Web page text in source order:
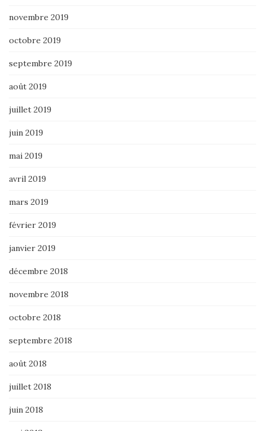
novembre 2019
octobre 2019
septembre 2019
août 2019
juillet 2019
juin 2019
mai 2019
avril 2019
mars 2019
février 2019
janvier 2019
décembre 2018
novembre 2018
octobre 2018
septembre 2018
août 2018
juillet 2018
juin 2018